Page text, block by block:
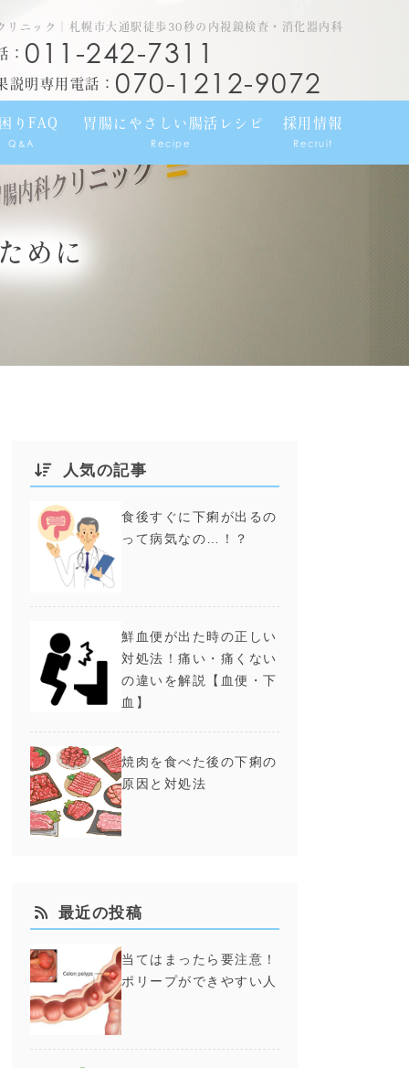
ニック｜札幌市大通駅徒歩30秒の内視鏡検査・消化器内科
： 011-242-7311
説明専用電話： 070-1212-9072
りFAQ
Q&A
胃腸にやさしい腸活レシピ
Recipe
採用情報
Recruit
めに
人気の記事
食後すぐに下痢が出るの
って病気なの…！？
鮮血便が出た時の正しい
対処法！痛い・痛くない
の違いを解説【血便・下
血】
焼肉を食べた後の下痢の
原因と対処法
最近の投稿
当てはまったら要注意！
ポリープができやすい人